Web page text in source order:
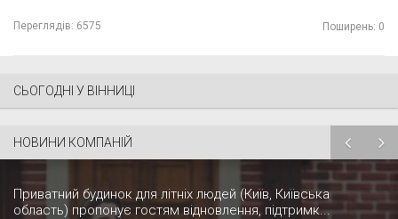
Переглядів: 6575 Поширень: 0
СЬОГОДНІ У ВІННИЦІ
НОВИНИ КОМПАНІЙ
Приватний будинок для літніх людей (Київ, Київська
область) пропонує гостям відновлення, підтримк...